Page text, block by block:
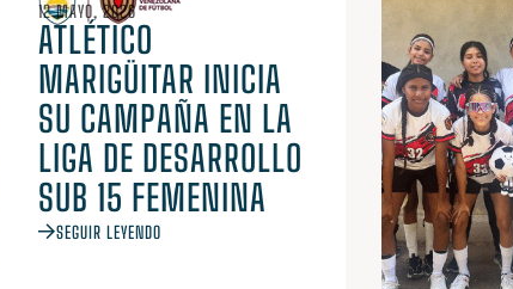
12 MAYO, 2026
ATLÉTICO
MARIGÜITAR INICIA
SU CAMPAÑA EN LA
LIGA DE DESARROLLO
SUB 15 FEMENINA
SEGUIR LEYENDO